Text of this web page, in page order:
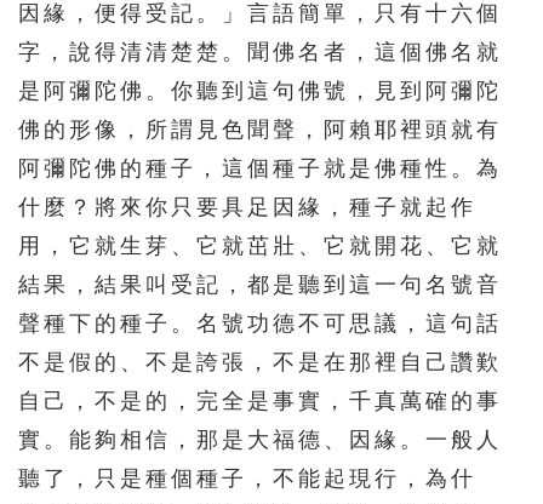
466 467 468 469 470
476 477 478 479 480
481 482 483 484 485
486 487 488 489 490
491 492 493 494 495
501 502 503 504 505
507 508 509 510
511 512 513 514 515
516 517 518 519 520
因緣，便得受記。」言語簡單，只有十六個
字，說得清清楚楚。聞佛名者，這個佛名就
是阿彌陀佛。你聽到這句佛號，見到阿彌陀
佛的形像，所謂見色聞聲，阿賴耶裡頭就有
阿彌陀佛的種子，這個種子就是佛種性。為
什麼？將來你只要具足因緣，種子就起作
用，它就生芽、它就茁壯、它就開花、它就
結果，結果叫受記，都是聽到這一句名號音
聲種下的種子。名號功德不可思議，這句話
不是假的、不是誇張，不是在那裡自己讚歎
自己，不是的，完全是事實，千真萬確的事
實。能夠相信，那是大福德、因緣。一般人
聽了，只是種個種子，不能起現行，為什